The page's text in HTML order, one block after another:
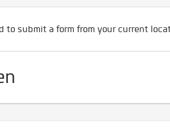
to submit a form from your current